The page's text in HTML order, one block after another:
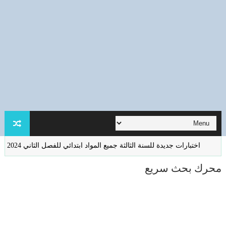
جديدة للسنة الثالثة جميع المواد ابتدائي للفصل الثاني 2023/2024
محرك بحث سريع